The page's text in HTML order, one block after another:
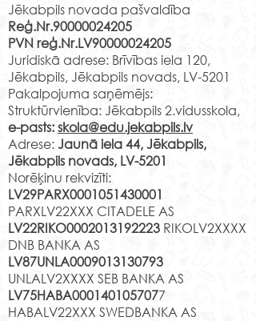
Jēkabpils novada pašvaldība
Reģ.Nr.90000024205
PVN reģ.Nr.LV90000024205
Juridiskā adrese: Brīvības iela 120,
Jēkabpils, Jēkabpils novads, LV-5201
Pakalpojuma saņēmējs:
Struktūrvienība: Jēkabpils 2.vidusskola,
e-pasts:skola@edu.jekabpils.lv
Adrese:Jaunā iela 44, Jēkabpils,
Jēkabpils novads, LV-5201
Norēķinu rekvizīti:
LV29PARX0001051430001
PARXLV22XXX CITADELE AS
LV22RIKO0002013192223 RIKOLV2XXXX
DNB BANKA AS
LV87UNLA0009013130793
UNLALV2XXXX SEB BANKA AS
LV75HABA0001401057077
HABALV22XXX SWEDBANKA AS